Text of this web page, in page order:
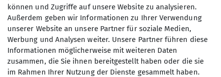
5
können und Zugriffe auf unsere Website zu analysieren.
Außerdem geben wir Informationen zu Ihrer Verwendung
unserer Website an unsere Partner für soziale Medien,
Werbung und Analysen weiter. Unsere Partner führen diese
Informationen möglicherweise mit weiteren Daten
zusammen, die Sie ihnen bereitgestellt haben oder die sie
im Rahmen Ihrer Nutzung der Dienste gesammelt haben.